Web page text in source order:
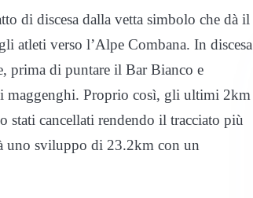
di discesa dalla vetta simbolo che dà il
atleti verso l’Alpe Combana. In discesa
prima di puntare il Bar Bianco e
maggenghi. Proprio così, gli ultimi 2km
stati cancellati rendendo il tracciato più
uno sviluppo di 23.2km con un